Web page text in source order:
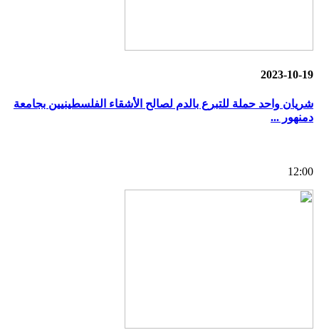
2023-10-19
شريان واحد حملة للتبرع بالدم لصالح الأشقاء الفلسطينيين بجامعة
دمنهور ...
12:00